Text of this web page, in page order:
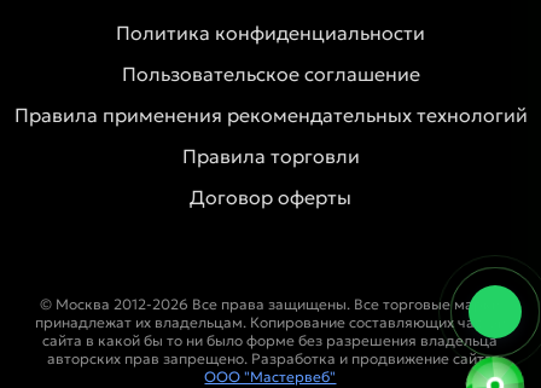
Политика конфиденциальности
Пользовательское соглашение
Правила применения рекомендательных технологий
Правила торговли
Договор оферты
© Москва 2012-2026 Все права защищены. Все торговые марки
принадлежат их владельцам. Копирование составляющих частей
сайта в какой бы то ни было форме без разрешения владельца
авторских прав запрещено. Разработка и продвижение сайта
ООО "Мастервеб"